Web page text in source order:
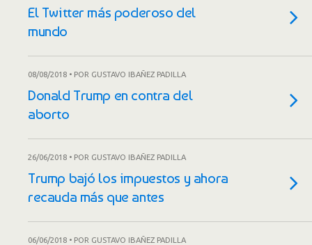
El Twitter más poderoso del
mundo
08/08/2018 • POR GUSTAVO IBAÑEZ PADILLA
Donald Trump en contra del
aborto
26/06/2018 • POR GUSTAVO IBAÑEZ PADILLA
Trump bajó los impuestos y ahora
recauda más que antes
06/06/2018 • POR GUSTAVO IBAÑEZ PADILLA